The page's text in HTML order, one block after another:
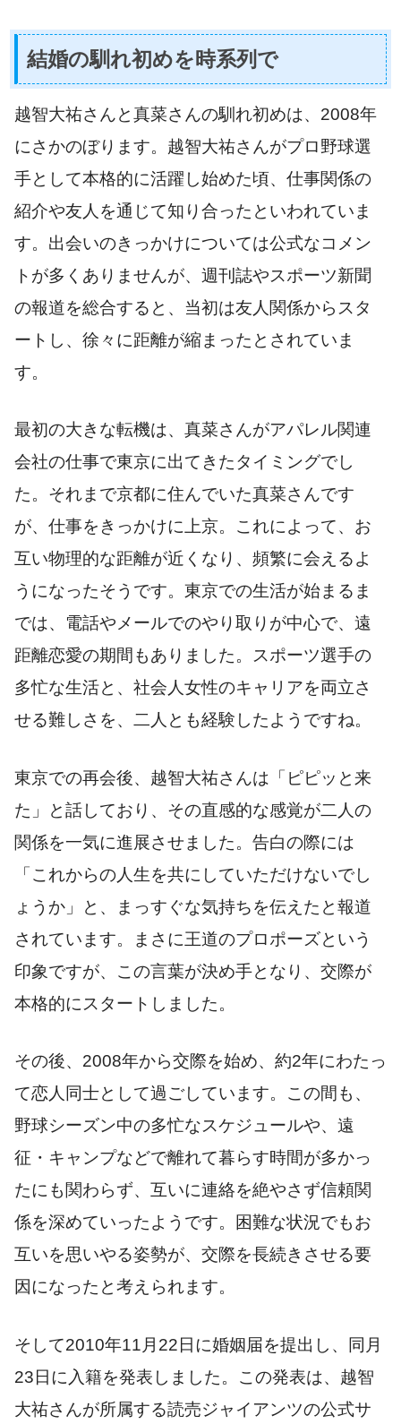
結婚の馴れ初めを時系列で
越智大祐さんと真菜さんの馴れ初めは、2008年
にさかのぼります。越智大祐さんがプロ野球選
手として本格的に活躍し始めた頃、仕事関係の
紹介や友人を通じて知り合ったといわれていま
す。出会いのきっかけについては公式なコメン
トが多くありませんが、週刊誌やスポーツ新聞
の報道を総合すると、当初は友人関係からスタ
ートし、徐々に距離が縮まったとされていま
す。
最初の大きな転機は、真菜さんがアパレル関連
会社の仕事で東京に出てきたタイミングでし
た。それまで京都に住んでいた真菜さんです
が、仕事をきっかけに上京。これによって、お
互い物理的な距離が近くなり、頻繁に会えるよ
うになったそうです。東京での生活が始まるま
では、電話やメールでのやり取りが中心で、遠
距離恋愛の期間もありました。スポーツ選手の
多忙な生活と、社会人女性のキャリアを両立さ
せる難しさを、二人とも経験したようですね。
東京での再会後、越智大祐さんは「ピピッと来
た」と話しており、その直感的な感覚が二人の
関係を一気に進展させました。告白の際には
「これからの人生を共にしていただけないでし
ょうか」と、まっすぐな気持ちを伝えたと報道
されています。まさに王道のプロポーズという
印象ですが、この言葉が決め手となり、交際が
本格的にスタートしました。
その後、2008年から交際を始め、約2年にわたっ
て恋人同士として過ごしています。この間も、
野球シーズン中の多忙なスケジュールや、遠
征・キャンプなどで離れて暮らす時間が多かっ
たにも関わらず、互いに連絡を絶やさず信頼関
係を深めていったようです。困難な状況でもお
互いを思いやる姿勢が、交際を長続きさせる要
因になったと考えられます。
そして2010年11月22日に婚姻届を提出し、同月
23日に入籍を発表しました。この発表は、越智
大祐さんが所属する読売ジャイアンツの公式サ